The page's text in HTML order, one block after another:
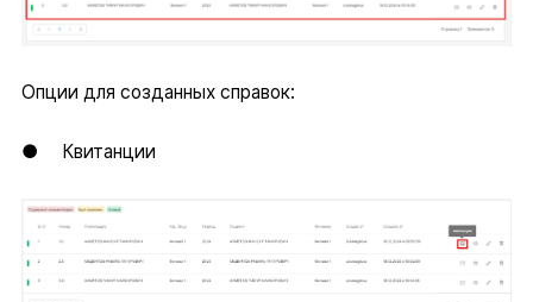
Опции для созданных справок:
● Квитанции